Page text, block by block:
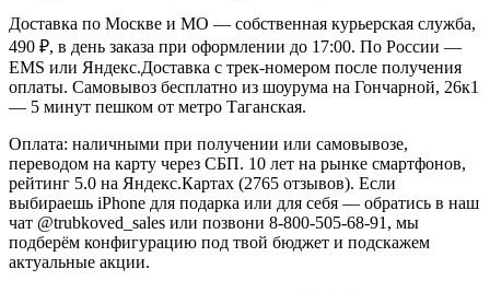
Доставка по Москве и МО — собственная курьерская служба,
490 ₽, в день заказа при оформлении до 17:00. По России —
EMS или Яндекс.Доставка с трек-номером после получения
оплаты. Самовывоз бесплатно из шоурума на Гончарной, 26к1
— 5 минут пешком от метро Таганская.
Оплата: наличными при получении или самовывозе,
переводом на карту через СБП. 10 лет на рынке смартфонов,
рейтинг 5.0 на Яндекс.Картах (2765 отзывов). Если
выбираешь iPhone для подарка или для себя — обратись в наш
чат @trubkoved_sales или позвони 8-800-505-68-91, мы
подберём конфигурацию под твой бюджет и подскажем
актуальные акции.